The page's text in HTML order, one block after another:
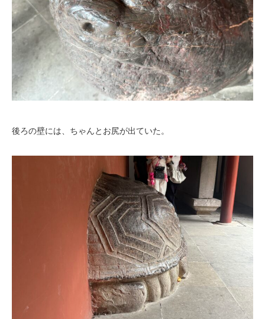
後ろの壁には、ちゃんとお尻が出ていた。